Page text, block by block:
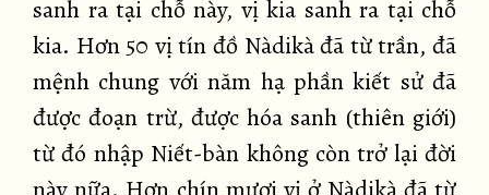
sanh ra tại chỗ này, vị kia sanh ra tại chỗ
kia. Hơn 50 vị tín đồ Nàdikà đã từ trần, đã
mệnh chung với năm hạ phần kiết sử đã
được đoạn trừ, được hóa sanh (thiên giới)
từ đó nhập Niết-bàn không còn trở lại đời